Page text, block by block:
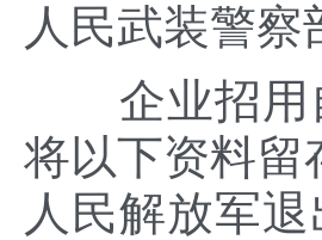
人民武装警
企业招用自
将以下资料留
人民解放军